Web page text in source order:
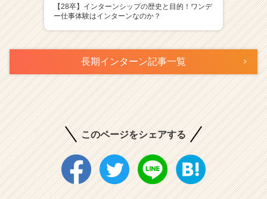
【28卒】インターンシップの歴史と目的！ワンデ
ー仕事体験はインターンなのか？
長期インターン記事一覧
このページをシェアする